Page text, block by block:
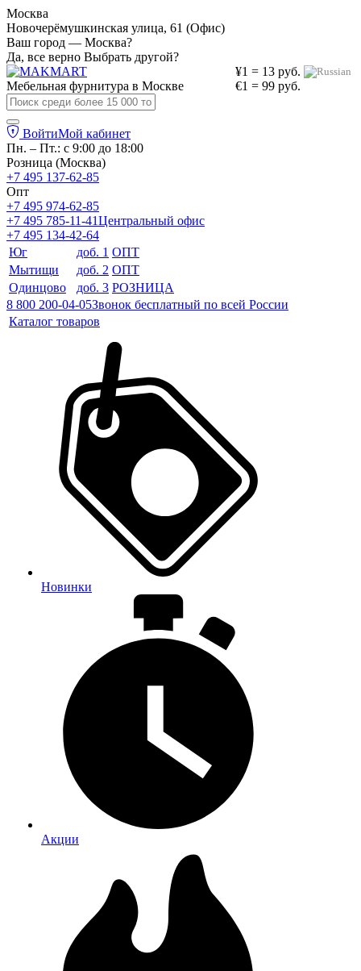
Москва
Новочерёмушкинская улица, 61 (Офис)
Ваш город — Москва?
Да, все верно Выбрать другой?
¥1 = 13 руб.
€1 = 99 руб.
Мебельная фурнитура в Москве
ВойтиМой кабинет
Пн. – Пт.: с 9:00 до 18:00
Розница (Москва)
+7 495 137-62-85
Опт
+7 495 974-62-85
+7 495 785-11-41Центральный офис
+7 495 134-42-64
Юг
доб. 1 ОПТ
Мытищи
доб. 2 ОПТ
Одинцово
доб. 3 РОЗНИЦА
8 800 200-04-05Звонок бесплатный по всей России
Каталог товаров
Новинки
Акции